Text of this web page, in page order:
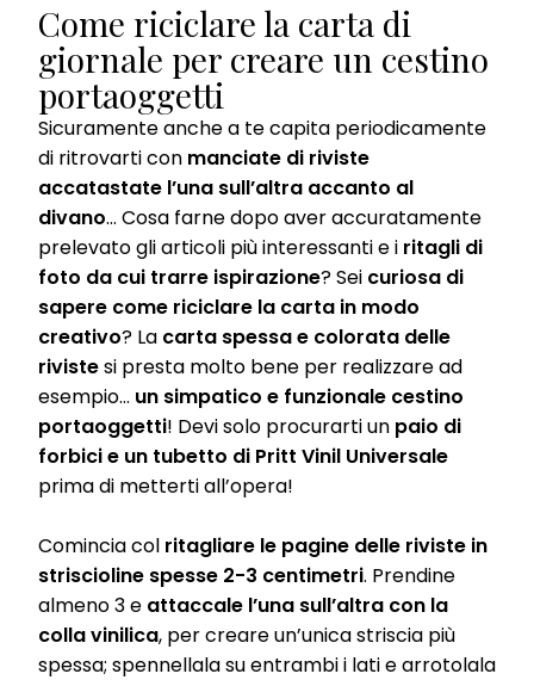
Come riciclare la carta di
giornale per creare un cestino
portaoggetti
Sicuramente anche a te capita periodicamente
di ritrovarti con manciate di riviste
accatastate l’una sull’altra accanto al
divano… Cosa farne dopo aver accuratamente
prelevato gli articoli più interessanti e i ritagli di
foto da cui trarre ispirazione? Sei curiosa di
sapere come riciclare la carta in modo
creativo? La carta spessa e colorata delle
rivistesi presta molto bene per realizzare ad
esempio… un simpatico e funzionale cestino
portaoggetti! Devi solo procurarti un paio di
forbici e un tubetto di Pritt Vinil Universale
prima di metterti all’opera!
Comincia col ritagliare le pagine delle riviste in
striscioline spesse 2-3 centimetri. Prendine
almeno 3 e attaccale l’una sull’altra con la
colla vinilica, per creare un’unica striscia più
spessa; spennellala su entrambi i lati e arrotolala